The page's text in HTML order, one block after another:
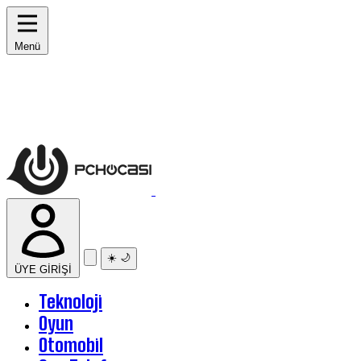
Menü
ÜYE GİRİŞİ
☀️ 🌙
Teknoloji
Oyun
Otomobil